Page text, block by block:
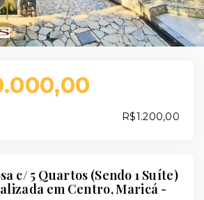
R$1.200,00
c/ 5 Quartos (Sendo 1 Suíte)
em Centro, Maricá -